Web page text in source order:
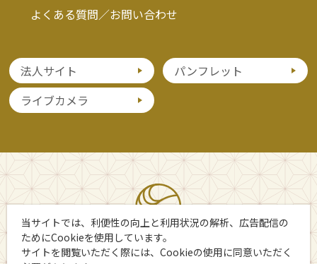
よくある質問／お問い合わせ
法人サイト
パンフレット
ライブカメラ
当サイトでは、利便性の向上と利用状況の解析、広告配信の
ためにCookieを使用しています。
サイトを閲覧いただく際には、Cookieの使用に同意いただく